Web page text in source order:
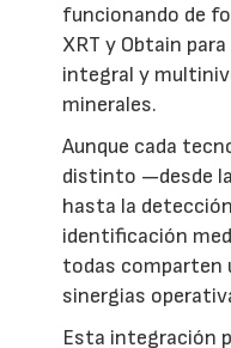
funcionando de
XRT y Obtain
integral y
minerales.
Aunque cada
distinto —desde
hasta la
identificación
todas comparten
sinergias
Esta integración